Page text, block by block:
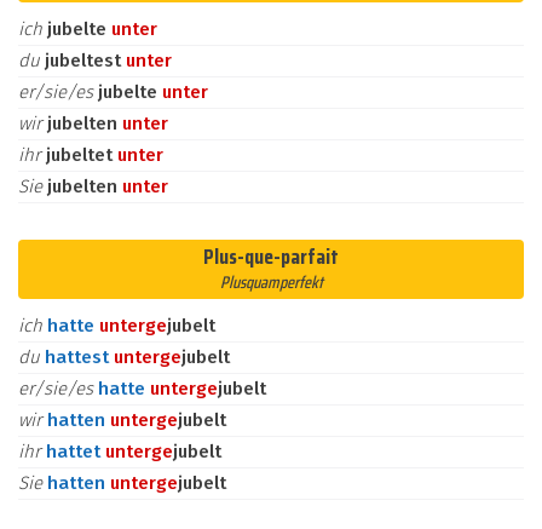
ich jubelte unter
du jubeltest unter
er/sie/es jubelte unter
wirjubelten unter
ihrjubeltet unter
Sie jubelten unter
Plus-que-parfait
Plusquamperfekt
ich hatte untergejubelt
du hattest untergejubelt
er/sie/es hatte untergejubelt
wirhatten untergejubelt
ihrhattet untergejubelt
Sie hatten untergejubelt